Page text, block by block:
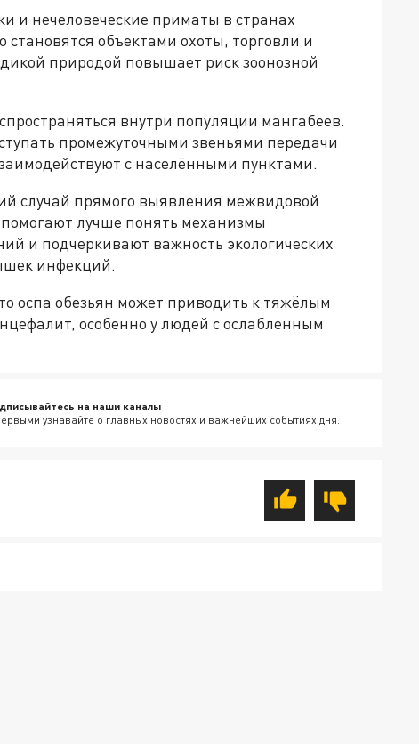
и нечеловеческие приматы в странах
объектами охоты, торговли и
природой повышает риск зоонозной
внутри популяции мангабеев.
промежуточными звеньями передачи
с населёнными пунктами.
случай прямого выявления межвидовой
лучше понять механизмы
и подчеркивают важность экологических
инфекций.
оспа обезьян может приводить к тяжёлым
особенно у людей с ослабленным
на наши каналы
узнавайте о главных новостях и важнейших событиях дня.